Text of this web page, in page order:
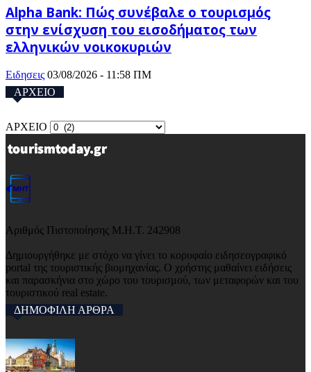
Alpha Bank: Πώς συνέβαλε ο τουρισμός
στην ενίσχυση του εισοδήματος των
ελληνικών νοικοκυριών
Ειδησεις 03/08/2026 - 11:58 ΠΜ
ΑΡΧΕΙΟ
ΑΡΧΕΙΟ
Αριθμός Πιστοποίησης Μ.Η.Τ. 242908
Δημιουργήθηκε με στόχο να γίνει το κορυφαίο ειδησεογραφικό
portal της τουριστικής βιομηχανίας. Ο χρήστης μαθαίνει ειδήσεις
και παρασκήνια στο χώρο του τουρισμού, των μεταφορών και του
τουριστικού real estate.
ΔΗΜΟΦΙΛΗ ΑΡΘΡΑ